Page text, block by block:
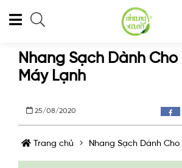
Nhang Sạch Dành
Máy Lạnh
25/08/2020
Trang chủ Nhang Sạch Dành